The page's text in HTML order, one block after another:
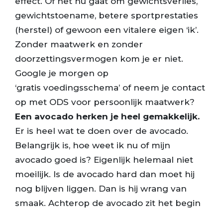
gewichtstoename, betere sportprestaties
(herstel) of gewoon een vitalere eigen ‘ik’.
Zonder maatwerk en zonder
doorzettingsvermogen kom je er niet.
Google je morgen op
‘gratis voedingsschema’ of neem je contact
op met ODS voor persoonlijk maatwerk?
Een avocado herken je heel gemakkelijk.
Er is heel wat te doen over de avocado.
Belangrijk is, hoe weet ik nu of mijn
avocado goed is? Eigenlijk helemaal niet
moeilijk. Is de avocado hard dan moet hij
nog blijven liggen. Dan is hij wrang van
smaak. Achterop de avocado zit het begin